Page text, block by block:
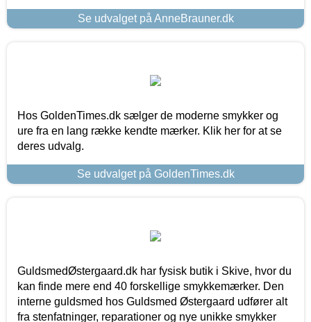
Se udvalget på AnneBrauner.dk
Hos GoldenTimes.dk sælger de moderne smykker og
ure fra en lang række kendte mærker. Klik her for at se
deres udvalg.
Se udvalget på GoldenTimes.dk
GuldsmedØstergaard.dk har fysisk butik i Skive, hvor du
kan finde mere end 40 forskellige smykkemærker. Den
interne guldsmed hos Guldsmed Østergaard udfører alt
fra stenfatninger, reparationer og nye unikke smykker